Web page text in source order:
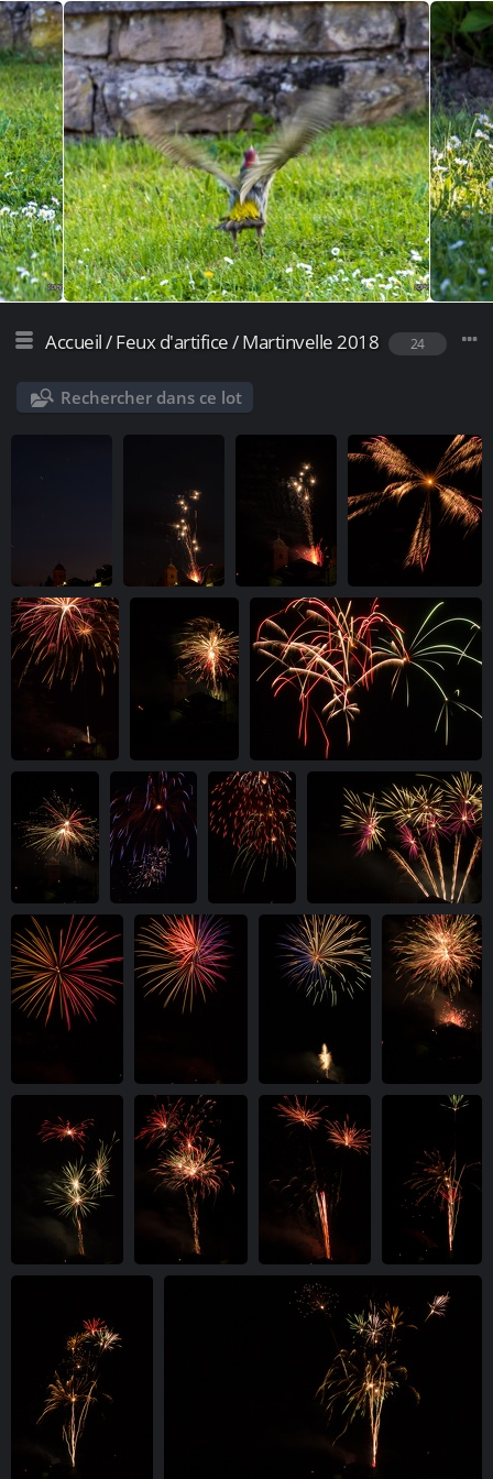
Accueil/Feux d'artifice/Martinvelle 2018 24
Rechercher dans ce lot
IMG 9738-1m
vue 7869 fois
IMG 9739-1m
vue 7640 fois
IMG 9741-1m
vue 5853 fois
IMG 9743-1m
vue 4823 fois
IMG 9744-1m
vue 4691 fois
IMG 9750-1m
vue 4443 fois
IMG 9755-1m
vue 4653 fois
IMG 9756-1m
vue 4437 fois
IMG 9764-
1m
vue 4452 fois
IMG 9765-1m
vue 4716 fois
IMG 9766-1m
vue 5040 fois
IMG 9768-1m
vue 4834 fois
IMG 9769-1m
vue 4831 fois
IMG 9770-1m
vue 4623 fois
IMG 9773-1m
vue 4644 fois
IMG 9776-1m
IMG 9778-1m
IMG 9780-1m
vue 4714 fois
IMG 9781-1m
vue 4747 fois